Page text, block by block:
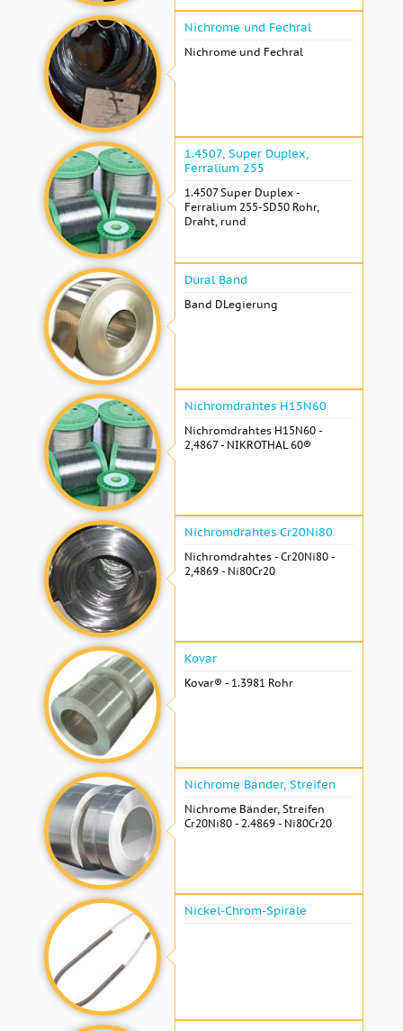
Nichrome und Fechral
Nichrome und Fechral
1.4507, Super Duplex,
Ferralium 255
1.4507 Super Duplex -
Ferralium 255-SD50 Rohr,
Draht, rund
Dural Band
Band DLegierung
Nichromdrahtes H15N60
Nichromdrahtes H15N60 -
2,4867 - NIKROTHAL 60®
Nichromdrahtes Cr20Ni80
Nichromdrahtes - Cr20Ni80 -
2,4869 - Ni80Cr20
Kovar
Kovar® - 1.3981 Rohr
Nichrome Bänder, Streifen
Nichrome Bänder, Streifen
Cr20Ni80 - 2.4869 - Ni80Cr20
Nickel-Chrom-Spirale